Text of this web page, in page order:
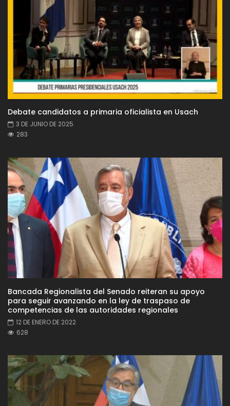
Debate candidatos a primaria oficialista en Usach
3 DE JUNIO DE 2025
283
Bancada Regionalista del Senado reiteran su apoyo
para seguir avanzando en la ley de traspaso de
competencias de las autoridades regionales
12 DE ENERO DE 2022
628